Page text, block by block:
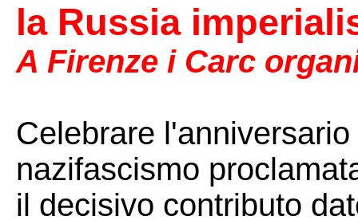
la Russia
A Firenze i Carc
Celebrare
nazifascismo
il decisivo contributo